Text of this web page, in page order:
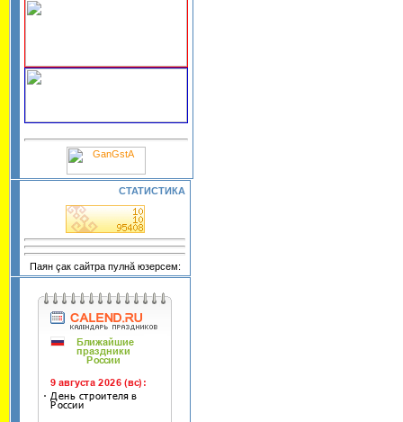
СТАТИСТИКА
Паян çак сайтра пулнă юзерсем: